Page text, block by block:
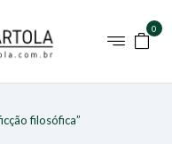
0
filosófica”